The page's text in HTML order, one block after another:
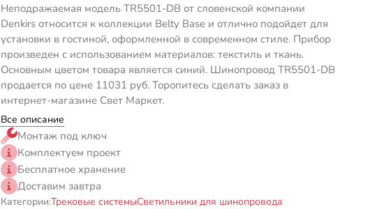
Неподражаемая модель TR5501-DB от словенской компании
Denkirs относится к коллекции Belty Base и отлично подойдет для
установки в гостиной, оформленной в современном стиле. Прибор
произведен с использованием материалов: текстиль и ткань.
Основным цветом товара является синий. Шинопровод TR5501-DB
продается по цене 11031 руб. Торопитесь сделать заказ в
интернет-магазине Свет Маркет.
Все описание
Монтаж под ключ
Комплектуем проект
Бесплатное хранение
Доставим завтра
Категории:Трековые системыСветильники для шинопровода